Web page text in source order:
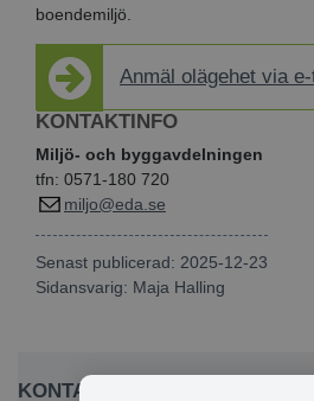
boendemiljö.
Anmäl olägehet via
KONTAKTINFO
Miljö- och byggavdelningen
tfn: 0571-180 720
miljo@eda.se
Senast publicerad: 2025-12-23
Sidansvarig: Maja Halling
KONTAKTA OSS